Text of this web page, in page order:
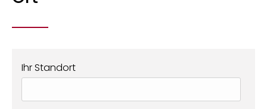
Ihr Standort